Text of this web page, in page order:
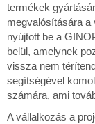
termékek
megvalósítására a
nyújtott be a
belül, amelynek
vissza nem
segítségével
számára, ami
A vállalkozás a